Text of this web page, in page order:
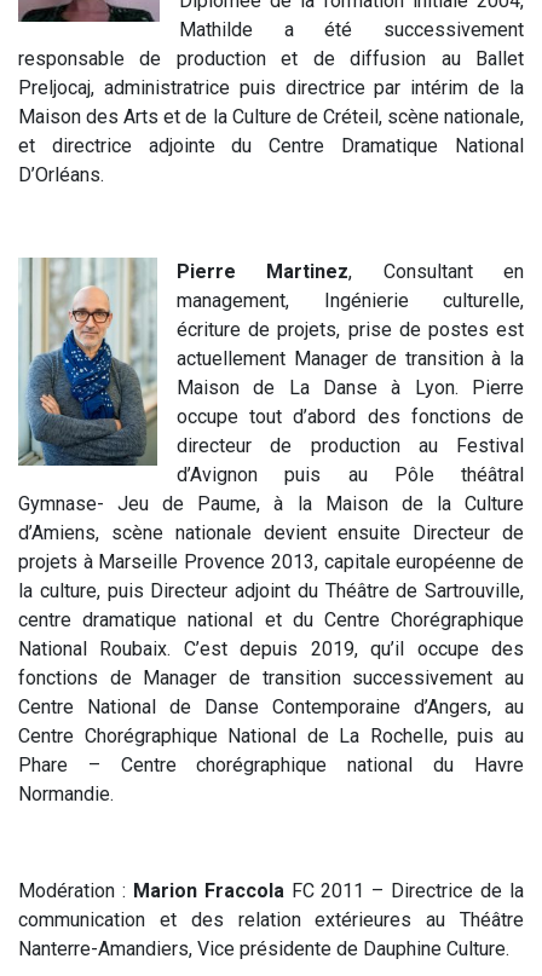
Mathilde a été successivement
responsable de production et de diffusion au Ballet
Preljocaj, administratrice puis directrice par intérim de la
Maison des Arts et de la Culture de Créteil, scène nationale,
et directrice adjointe du Centre Dramatique National
D’Orléans.
Pierre Martinez, Consultant en
management, Ingénierie culturelle,
écriture de projets, prise de postes est
actuellement Manager de transition à la
Maison de La Danse à Lyon. Pierre
occupe tout d’abord des fonctions de
directeur de production au Festival
d’Avignon puis au Pôle théâtral
Gymnase- Jeu de Paume, à la Maison de la Culture
d’Amiens, scène nationale devient ensuite Directeur de
projets à Marseille Provence 2013, capitale européenne de
la culture, puis Directeur adjoint du Théâtre de Sartrouville,
centre dramatique national et du Centre Chorégraphique
National Roubaix. C’est depuis 2019, qu’il occupe des
fonctions de Manager de transition successivement au
Centre National de Danse Contemporaine d’Angers, au
Centre Chorégraphique National de La Rochelle, puis au
Phare – Centre chorégraphique national du Havre
Normandie.
Modération : Marion Fraccola FC 2011 – Directrice de la
communication et des relation extérieures au Théâtre
Nanterre-Amandiers, Vice présidente de Dauphine Culture.